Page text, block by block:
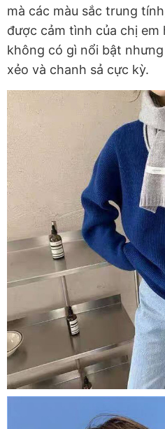
mà các màu sắc trung
được cảm tình của chị em
không có gì nổi bật
xẻo và chanh sả cực kỳ.